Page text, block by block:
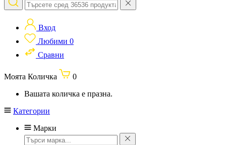
Вход
Любими 0
Сравни
Моята Количка
0
Вашата количка е празна.
Категории
Марки